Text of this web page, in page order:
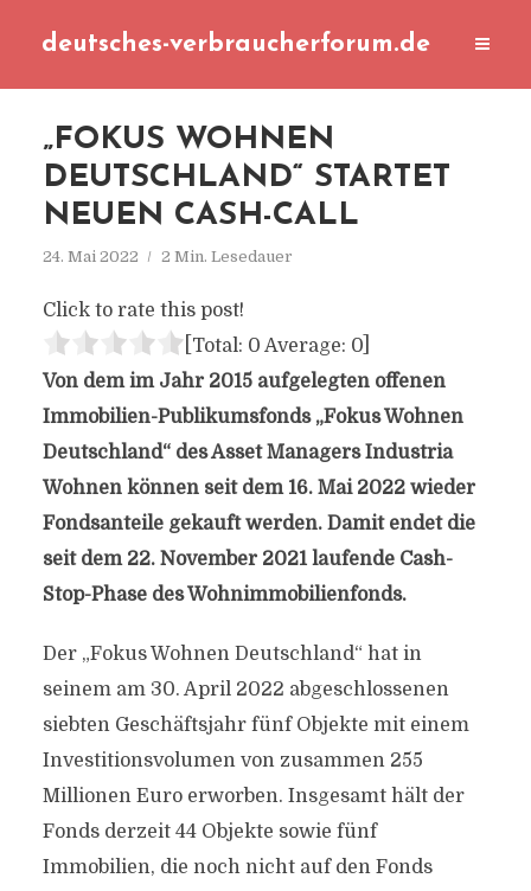
deutsches-verbraucherforum.de
„FOKUS WOHNEN
DEUTSCHLAND“ STARTET
NEUEN CASH-CALL
24. Mai 2022 2 Min. Lesedauer
Click to rate this post!
[Total: 0 Average: 0]
Von dem im Jahr 2015 aufgelegten offenen
Immobilien-Publikumsfonds „Fokus Wohnen
Deutschland“ des Asset Managers Industria
Wohnen können seit dem 16. Mai 2022 wieder
Fondsanteile gekauft werden. Damit endet die
seit dem 22. November 2021 laufende Cash-
Stop-Phase des Wohnimmobilienfonds.
Der „Fokus Wohnen Deutschland“ hat in
seinem am 30. April 2022 abgeschlossenen
siebten Geschäftsjahr fünf Objekte mit einem
Investitionsvolumen von zusammen 255
Millionen Euro erworben. Insgesamt hält der
Fonds derzeit 44 Objekte sowie fünf
Immobilien, die noch nicht auf den Fonds